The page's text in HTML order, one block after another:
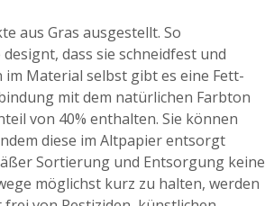
aus Gras ausgestellt. So
dass sie schneidfest und
Material selbst gibt es eine Fett-
mit dem natürlichen Farbton
von 40% enthalten. Sie können
diese im Altpapier entsorgt
Sortierung und Entsorgung keine
möglichst kurz zu halten, werden